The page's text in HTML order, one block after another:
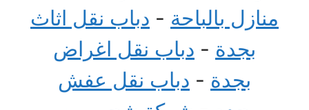
منازل بالباحة - دباب نقل اثاث
بجدة - دباب نقل اغراض
بجدة - دباب نقل عفش